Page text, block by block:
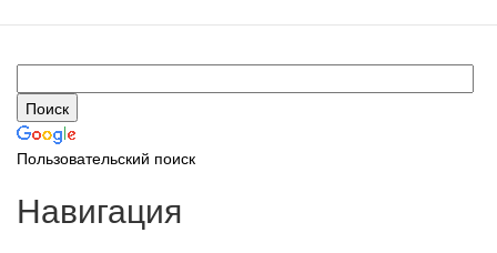
Пользовательский поиск
Навигация